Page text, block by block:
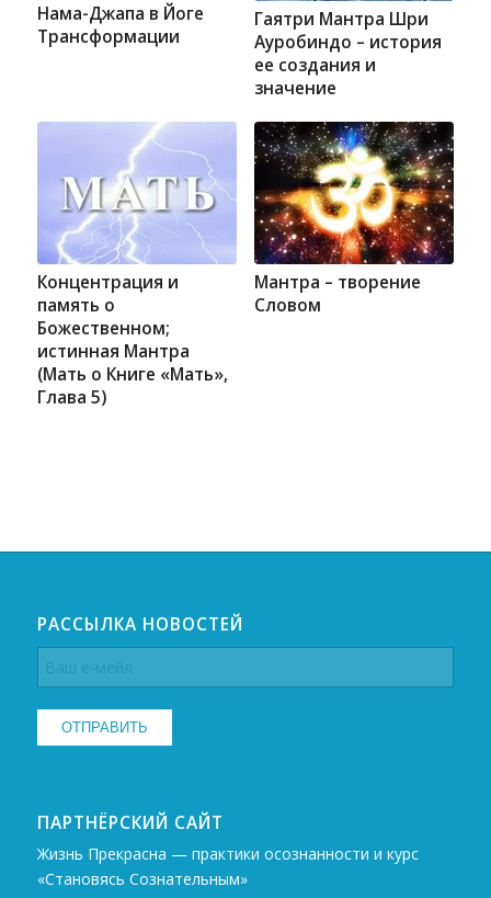
Нама-Джапа в Йоге
Трансформации
Гаятри Мантра Шри
Ауробиндо – история
ее создания и
значение
Концентрация и
память о
Божественном;
истинная Мантра
(Мать о Книге «Мать»,
Глава 5)
Мантра – творение
Словом
РАССЫЛКА НОВОСТЕЙ
ПАРТНЁРСКИЙ САЙТ
Жизнь Прекрасна — практики осознанности и курс
«Становясь Сознательным»